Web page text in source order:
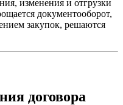
изменения и отгрузки
документооборот,
закупок, решаются
договора